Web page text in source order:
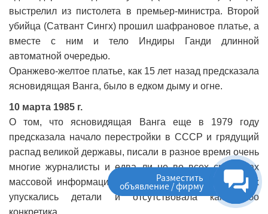
выстрелил из пистолета в премьер-министра. Второй
убийца (Сатвант Сингх) прошил шафрановое платье, а
вместе с ним и тело Индиры Ганди длинной
автоматной очередью.
Оранжево-желтое платье, как 15 лет назад предсказала
ясновидящая Ванга, было в едком дыму и огне.
10 марта 1985 г.
О том, что ясновидящая Ванга еще в 1979 году
предсказала начало перестройки в СССР и грядущий
распад великой державы, писали в разное время очень
многие журналисты и едва ли не во всех средствах
массовой информации. Но во всех этих публикациях
упускались детали и отсутствовала какая-либо
конкретика.
Разместить
объявление / фирму